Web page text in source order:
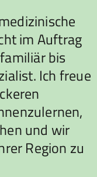
im Auftrag
bis
Ich freue
und wir
Region zu